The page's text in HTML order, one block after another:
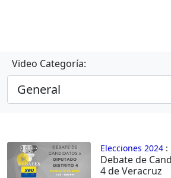
Video Categoría:
Elecciones 2024 :
Debate de
4 de Veracruz